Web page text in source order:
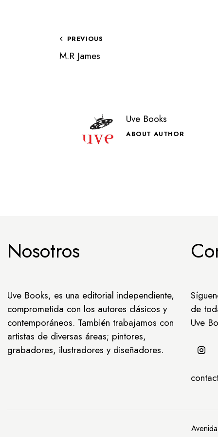
PREVIOUS
M.R James
Uve Books
ABOUT AUTHOR
Nosotros
Uve Books, es una editorial independiente,
comprometida con los autores clásicos y
contemporáneos. También trabajamos con
artistas de diversas áreas; pintores,
grabadores, ilustradores y diseñadores.
de
Uve